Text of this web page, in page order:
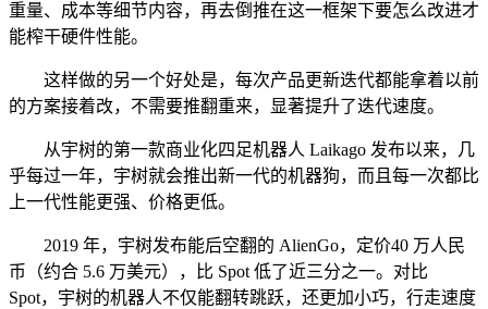
重量、成本等细节内容，再去倒推在这一框架下要怎么改进才
能榨干硬件性能。
这样做的另一个好处是，每次产品更新迭代都能拿着以前
的方案接着改，不需要推翻重来，显著提升了迭代速度。
从宇树的第一款商业化四足机器人 Laikago 发布以来，几
乎每过一年，宇树就会推出新一代的机器狗，而且每一次都比
上一代性能更强、价格更低。
2019 年，宇树发布能后空翻的 AlienGo，定价40 万人民
币（约合 5.6 万美元），比 Spot 低了近三分之一。对比
Spot，宇树的机器人不仅能翻转跳跃，还更加小巧，行走速度